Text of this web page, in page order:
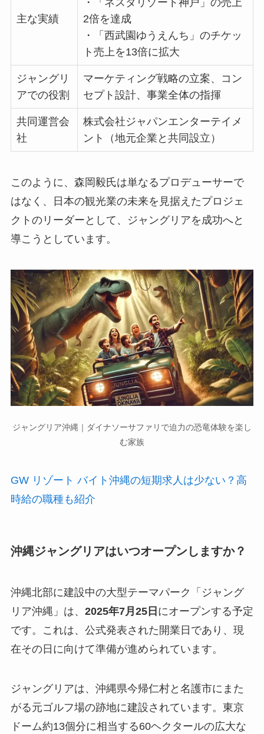
主な実績
・「ネスタリゾート神戸」の売上
2倍を達成
・「西武園ゆうえんち」のチケッ
ト売上を13倍に拡大
ジャングリ
アでの役割
マーケティング戦略の立案、コン
セプト設計、事業全体の指揮
共同運営会
社
株式会社ジャパンエンターテイメ
ント（地元企業と共同設立）
このように、森岡毅氏は単なるプロデューサーで
はなく、日本の観光業の未来を見据えたプロジェ
クトのリーダーとして、ジャングリアを成功へと
導こうとしています。
ジャングリア沖縄｜ダイナソーサファリで迫力の恐竜体験を楽し
む家族
GW リゾート バイト沖縄の短期求人は少ない？高
時給の職種も紹介
沖縄ジャングリアはいつオープンしますか？
沖縄北部に建設中の大型テーマパーク「ジャング
リア沖縄」は、 2025年7月25日 にオープンする予定
です。これは、公式発表された開業日であり、現
在その日に向けて準備が進められています。
ジャングリアは、沖縄県今帰仁村と名護市にまた
がる元ゴルフ場の跡地に建設されています。東京
ドーム約13個分に相当する60ヘクタールの広大な